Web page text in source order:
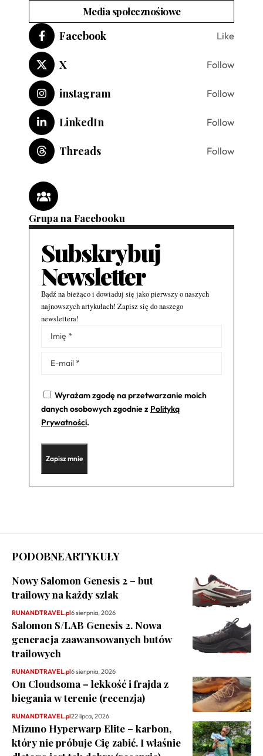
Media społecznośiowe
Facebook Like
X Follow
instagram Follow
LinkedIn Follow
Threads Follow
Grupa na Facebooku
Subskrybuj
Newsletter
Bądź na bieżąco i dowiaduj się jako pierwszy o naszych
najnowszych artykułach! Zapisz się do naszego
newslettera!
Wyrażam zgodę na przetwarzanie moich
danych osobowych zgodnie z Polityką
Prywatności.
Alternative:
PODOBNE ARTYKUŁY
Nowy Salomon Genesis 2 – but
trailowy na każdy szlak
RUNANDTRAVEL.pl6 sierpnia, 2026
Salomon S/LAB Genesis 2. Nowa
generacja zaawansowanych butów
trailowych
RUNANDTRAVEL.pl6 sierpnia, 2026
On Cloudsoma – lekkość i frajda z
biegania w terenie (recenzja)
RUNANDTRAVEL.pl22 lipca, 2026
Mizuno Hyperwarp Elite – karbon,
który nie próbuje Cię zabić. I właśnie